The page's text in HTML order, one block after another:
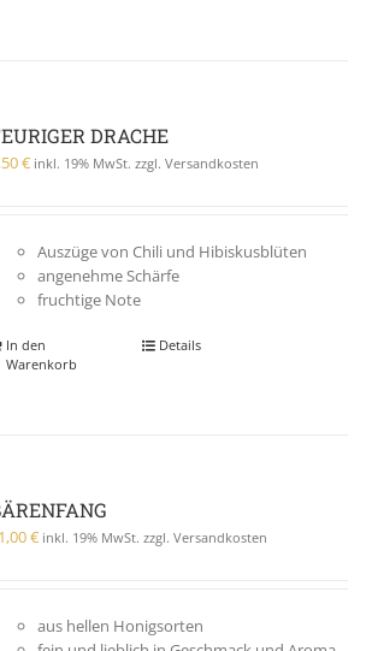
DRACHE
€ inkl. 19% MwSt. zzgl. Versandkosten
Auszüge von Chili und Hibiskusblüten
angenehme Schärfe
fruchtige Note
In den
Warenkorb
Details
€ inkl. 19% MwSt. zzgl. Versandkosten
aus hellen Honigsorten